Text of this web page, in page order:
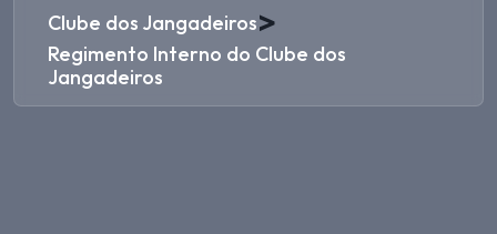
Clube dos Jangadeiros>
Regimento Interno do Clube dos
Jangadeiros